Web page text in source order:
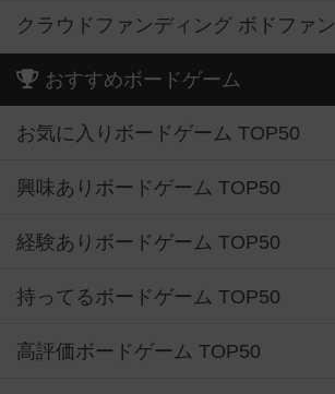
クラウドファンディング ボドファン
おすすめボードゲーム
お気に入りボードゲーム TOP50
興味ありボードゲーム TOP50
経験ありボードゲーム TOP50
持ってるボードゲーム TOP50
高評価ボードゲーム TOP50